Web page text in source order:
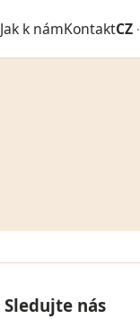
Jak k námKontaktCZ·
Sledujte nás